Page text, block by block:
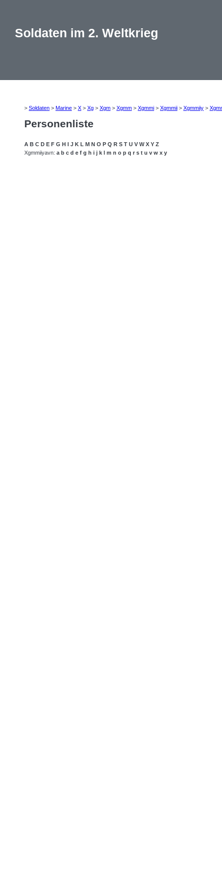
Soldaten im 2. Weltkrieg
> Soldaten > Marine > X > Xg > Xgm > Xgmm > Xgmmi > Xgmmii > Xgmmiiy >
Personenliste
A B C D E F G H I J K L M N O P Q R S T U V W X Y Z
Xgmmiiyavn: a b c d e f g h i j k l m n o p q r s t u v w x y